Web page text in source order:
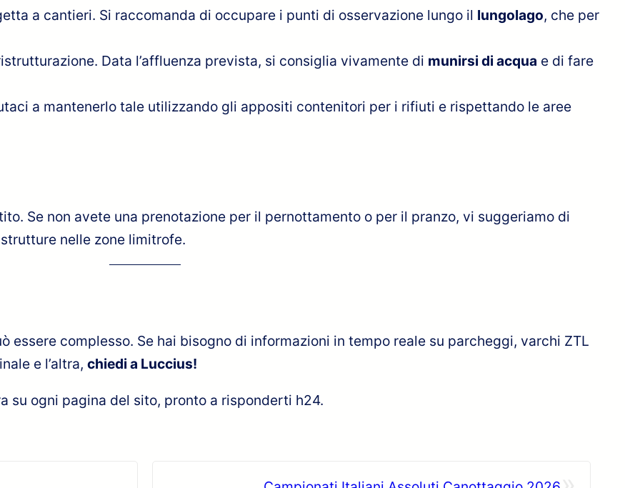
a cantieri. Si raccomanda di occupare i punti di osservazione lungo il lungolago, che per
Data l’affluenza prevista, si consiglia vivamente di munirsi di acqua e di fare
a mantenerlo tale utilizzando gli appositi contenitori per i rifiuti e rispettando le aree
Se non avete una prenotazione per il pernottamento o per il pranzo, vi suggeriamo di
nelle zone limitrofe.
essere complesso. Se hai bisogno di informazioni in tempo reale su parcheggi, varchi ZTL
e l’altra, chiedi a Luccius!
su ogni pagina del sito, pronto a risponderti h24.